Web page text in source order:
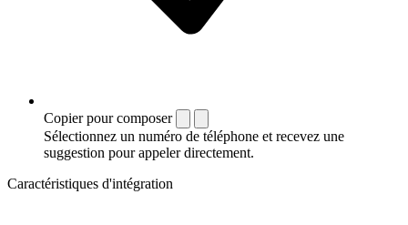
Copier pour composer
Sélectionnez un numéro de téléphone et recevez une
suggestion pour appeler directement.
Caractéristiques d'intégration